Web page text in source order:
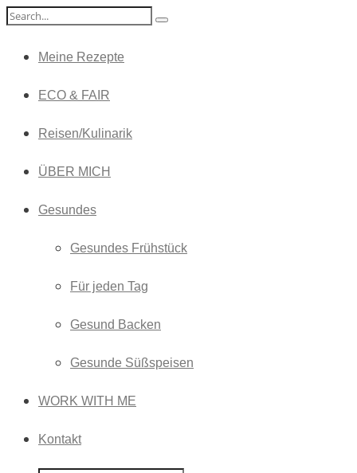
Meine Rezepte
ECO & FAIR
Reisen/Kulinarik
ÜBER MICH
Gesundes
Gesundes Frühstück
Für jeden Tag
Gesund Backen
Gesunde Süßspeisen
WORK WITH ME
Kontakt